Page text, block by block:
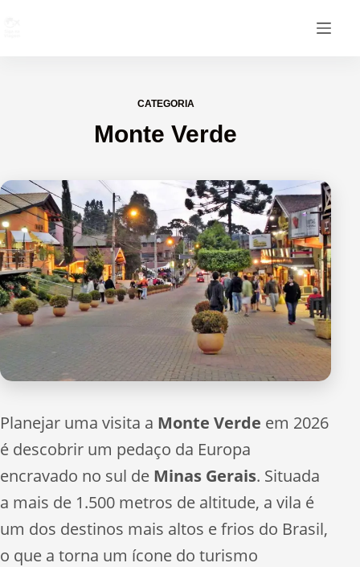
CATEGORIA
Monte Verde
Planejar uma visita a Monte Verde em 2026
é descobrir um pedaço da Europa
encravado no sul de Minas Gerais. Situada
a mais de 1.500 metros de altitude, a vila é
um dos destinos mais altos e frios do Brasil,
o que a torna um ícone do turismo